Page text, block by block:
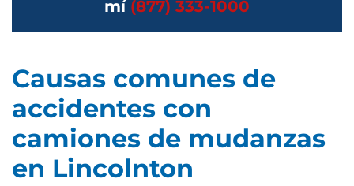
mí (877) 333-1000
Causas comunes de
accidentes con
camiones de mudanzas
en Lincolnton